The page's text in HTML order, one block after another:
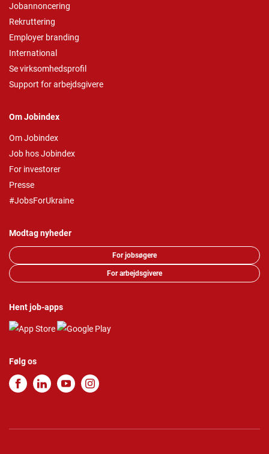
Jobannoncering
Rekruttering
Employer branding
International
Se virksomhedsprofil
Support for arbejdsgivere
Om Jobindex
Om Jobindex
Job hos Jobindex
For investorer
Presse
#JobsForUkraine
Modtag nyheder
For jobsøgere
For arbejdsgivere
Hent job-apps
Følg os